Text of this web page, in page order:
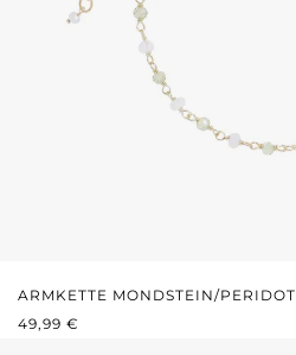
ARMKETTE MONDSTEIN/PERIDOT
REGULÄRER PREIS:
49,99 €